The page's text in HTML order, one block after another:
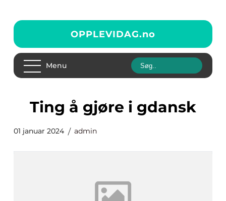
OPPLEVIDAG.no
Menu
ting å gjøre i gdansk
01 januar 2024 admin